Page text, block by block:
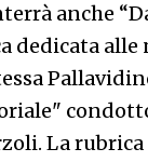
anche
dedicata alle
La